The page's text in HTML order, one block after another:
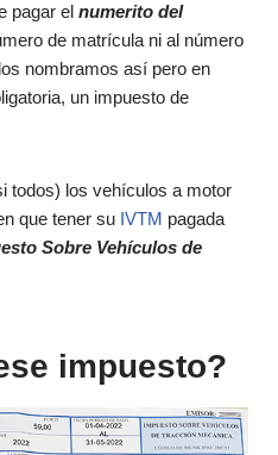
pagar el numerito del
de matrícula ni al número
nombramos así pero en
un impuesto de
todos) los vehículos a motor
que tener su IVTM pagada
Sobre Vehículos de
impuesto?